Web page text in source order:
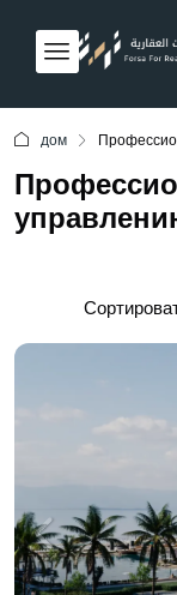
дом